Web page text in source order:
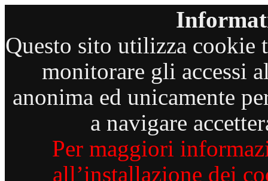
Questo sito utilizza cookie
monitorare gli accessi
anonima ed unicamente
a navigare
Per maggiori
all’installazione dei